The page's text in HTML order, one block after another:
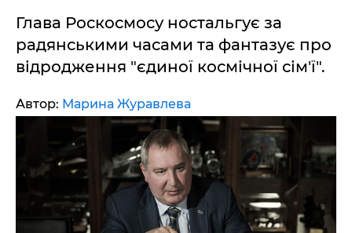
Глава Роскосмосу ностальгує за
радянськими часами та фантазує про
відродження "єдиної космічної сім'ї".
Автор: Марина Журавлева